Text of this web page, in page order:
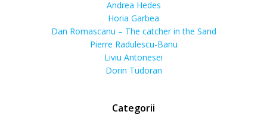
Andrea Hedes
Horia Garbea
Dan Romascanu – The catcher in the Sand
Pierre Radulescu-Banu
Liviu Antonesei
Dorin Tudoran
Categorii